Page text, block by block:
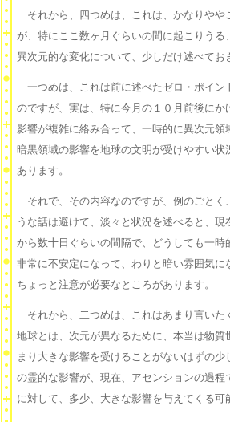
それから、四つめは、これは、かなりやや
が、特にここ数ヶ月ぐらいの間に起こりうる
異次元的な変化について、少しだけ述べてお
一つめは、これは前に述べたゼロ・ポイン
のですが、実は、特に今月の１０月前後にか
影響が複雑に絡み合って、一時的に異次元領
暗黒領域の影響を地球の文明が受けやすい状
あります。
それで、その内容なのですが、例のごとく
うな話は避けて、淡々と状況を述べると、現
から数十日ぐらいの間隔で、どうしても一時
非常に不安定になって、わりと暗い雰囲気に
ちょっと注意が必要なところがあります。
それから、二つめは、これはあまり言いた
地球とは、次元が異なるために、本当は物質
まり大きな影響を受けることがないはずの少
の霊的な影響が、現在、アセンションの過程
に対して、多少、大きな影響を与えてくる可